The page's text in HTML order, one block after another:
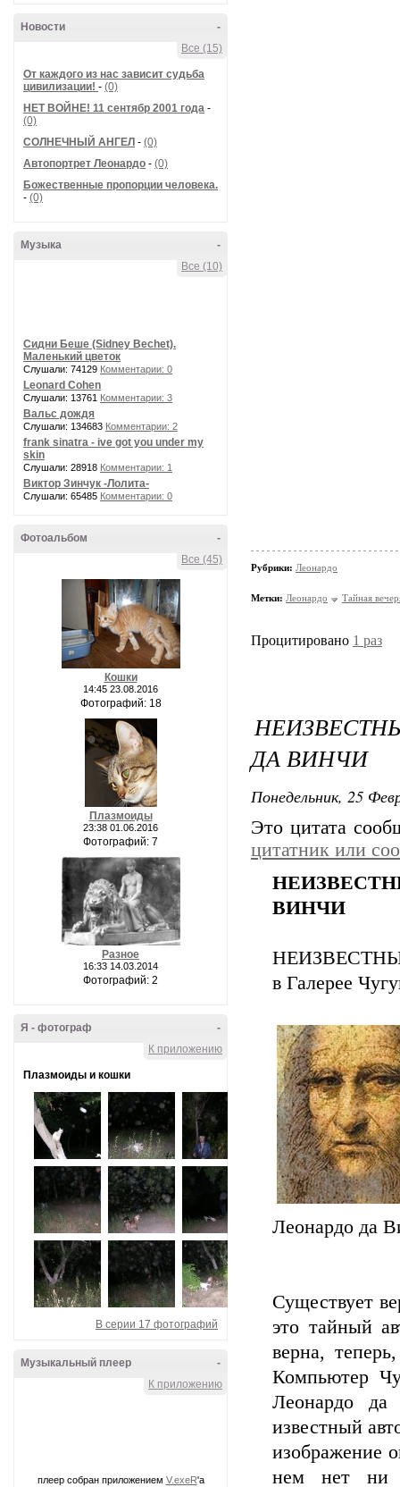
-
Новости
Все (15)
От каждого из нас зависит судьба
цивилизации! - (0)
НЕТ ВОЙНЕ! 11 сентябр 2001 года -
(0)
СОЛНЕЧНЫЙ АНГЕЛ - (0)
Автопортрет Леонардо - (0)
Божественные пропорции человека.
- (0)
-
Музыка
Все (10)
Сидни Беше (Sidney Bechet).
Маленький цветок
Слушали: 74129 Комментарии: 0
Leonard Cohen
Слушали: 13761 Комментарии: 3
Вальс дождя
Слушали: 134683 Комментарии: 2
frank sinatra - ive got you under my
skin
Слушали: 28918 Комментарии: 1
Виктор Зинчук -Лолита-
Слушали: 65485 Комментарии: 0
-
Фотоальбом
Все (45)
Кошки
14:45 23.08.2016
Фотографий: 18
Плазмоиды
23:38 01.06.2016
Фотографий: 7
Разное
16:33 14.03.2014
Фотографий: 2
-
Я - фотограф
К приложению
Плазмоиды и кошки
В серии 17 фотографий
-
Музыкальный плеер
К приложению
плеер собран приложением V.exeR'а
Рубрики: Леонардо
Метки: Леонардо Тайная
Процитировано 1 раз
ДА ВИНЧИ
Понедельник, 25
Это цитата
цитатник или
ВИНЧИ
в Галерее
Леонардо да
Существует
это тайный
верна,
Компьютер
Леонардо да
известный
изображение
нем нет ни